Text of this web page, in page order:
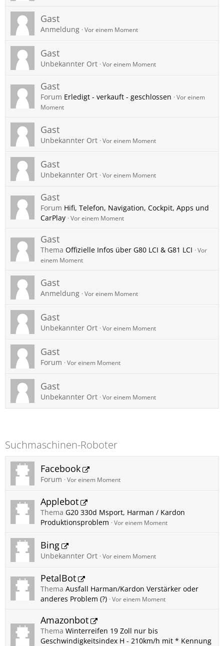
Gast
Anmeldung Vor einem Moment
Gast
Unbekannter Ort Vor einem Moment
Gast
Forum Erledigt - verkauft - geschlossen
Vor einem
Moment
Gast
Unbekannter Ort Vor einem Moment
Gast
Unbekannter Ort Vor einem Moment
Gast
Forum Hifi, Telefon, Navigation, Cockpit, Apps und
CarPlay Vor einem Moment
Gast
Thema Offizielle Infos über G80 LCI & G81 LCI
Vor
einem Moment
Gast
Anmeldung Vor einem Moment
Gast
Unbekannter Ort Vor einem Moment
Gast
Forum Vor einem Moment
Gast
Unbekannter Ort Vor einem Moment
Suchmaschinen-Roboter
Facebook
Forum Vor einem Moment
Applebot
Thema G20 330d Msport, Harman / Kardon
Produktionsproblem
Vor einem Moment
Bing
Unbekannter Ort Vor einem Moment
PetalBot
Thema Ausfall Harman/Kardon Verstärker oder
anderes Problem (?) Vor einem Moment
Amazonbot
Thema Winterreifen 19 Zoll nur bis
Geschwindigkeitsindex H - 210km/h mit * Kennung